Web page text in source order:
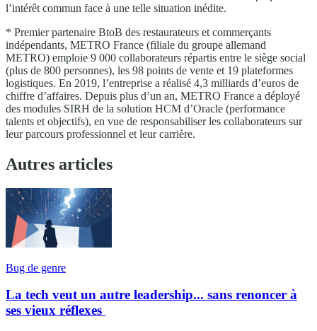
l’intérêt commun face à une telle situation inédite.
* Premier partenaire BtoB des restaurateurs et commerçants
indépendants, METRO France (filiale du groupe allemand
METRO) emploie 9 000 collaborateurs répartis entre le siège social
(plus de 800 personnes), les 98 points de vente et 19 plateformes
logistiques. En 2019, l’entreprise a réalisé 4,3 milliards d’euros de
chiffre d’affaires. Depuis plus d’un an, METRO France a déployé
des modules SIRH de la solution HCM d’Oracle (performance
talents et objectifs), en vue de responsabiliser les collaborateurs sur
leur parcours professionnel et leur carrière.
Autres articles
Bug de genre
La tech veut un autre leadership... sans renoncer à
ses vieux réflexes